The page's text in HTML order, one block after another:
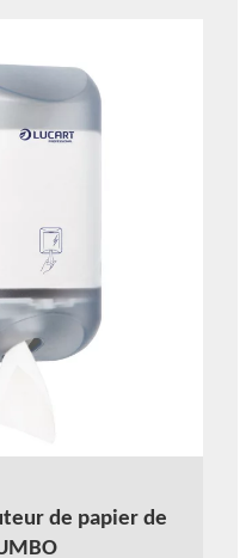
de papier de